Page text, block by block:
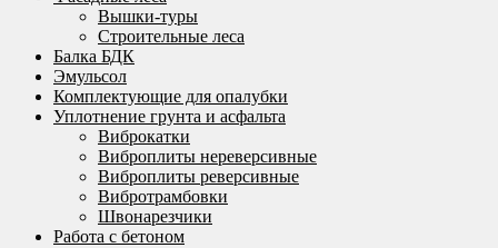
Вышки-туры
Строительные леса
Балка БДК
Эмульсол
Комплектующие для опалубки
Уплотнение грунта и асфальта
Виброкатки
Виброплиты нереверсивные
Виброплиты реверсивные
Вибротрамбовки
Швонарезчики
Работа с бетоном